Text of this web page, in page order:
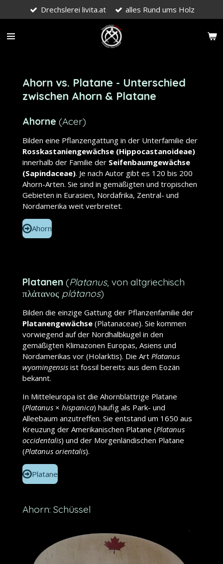
Hauptinhalt
springen
Drechslerei livita.at alles Rund ums Holz
Ahorn vs. Platane - Unterschied
zwischen Ahorn & Platane
Ahorne (Acer)
Bilden eine Pflanzengattung in der Unterfamilie der
Rosskastaniengewächse (Hippocastanoideae)
innerhalb der Familie der Seifenbaumgewächse
(Sapindaceae). Je nach Autor gibt es 120 bis 200
Ahorn-Arten. Sie sind in gemäßigten und tropischen
Gebieten in Eurasien, Nordafrika, Zentral- und
Nordamerika weit verbreitet.
Ahorn
Platanen (Platanus, von altgriechisch
πλάτανος plátanos)
Bilden die einzige Gattung der Pflanzenfamilie der
Platanengewächse(Platanaceae). Sie kommen
vorwiegend auf der Nordhalbkugel in den
gemäßigten Klimazonen Europas, Asiens und
Nordamerikas vor (Holarktis). Die Art Platanus
wyomingensisist fossil bereits aus dem Eozän
bekannt.
In Mitteleuropa ist die Ahornblättrige Platane
(Platanus× hispanica) häufig als Park- und
Alleebaum anzutreffen. Sie entstand um 1650 aus
Kreuzung der Amerikanischen Platane (Platanus
occidentalis) und der Morgenländischen Platane
(Platanus orientalis).
Platane
Ahorn: Schüssel